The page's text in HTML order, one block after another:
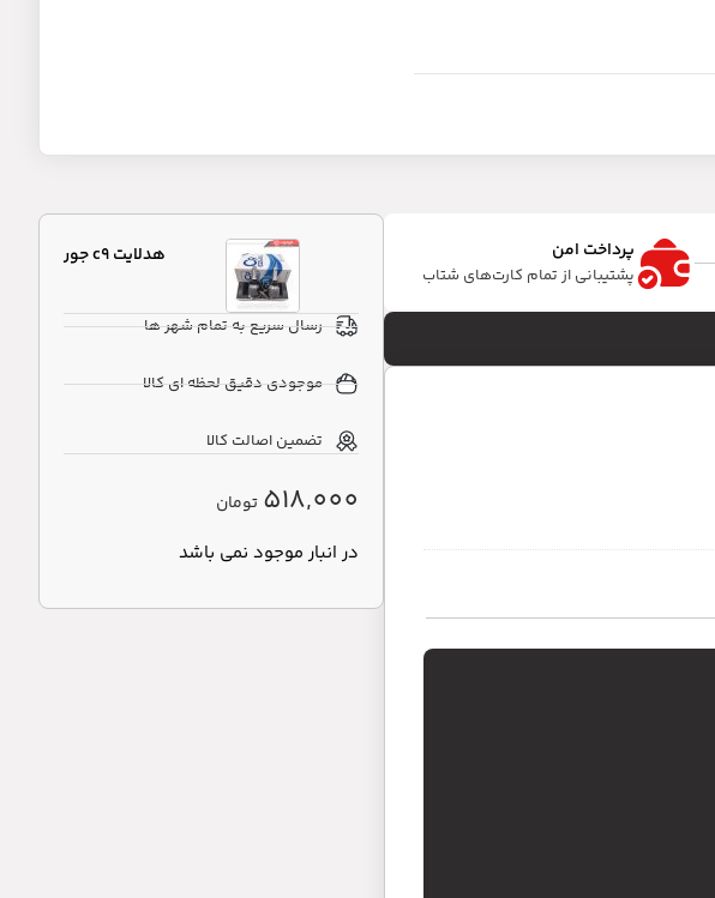
پرداخت امن
پشتیبانی از تمام کارت‌های شتاب
هدلایت c9 جور
رسال سریع به تمام شهر ها
موجودی دقیق لحظه ای کالا
تضمین اصالت کالا
518,000 تومان
در انبار موجود نمی باشد